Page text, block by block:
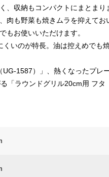
収納もコンパクトにまとまり
も野菜も焼きムラを抑えてお
もお使いいただけます。
いのが特長。油は控えめでも
1587）」、熱くなったプレ
「ラウンドグリル20cm用 フ